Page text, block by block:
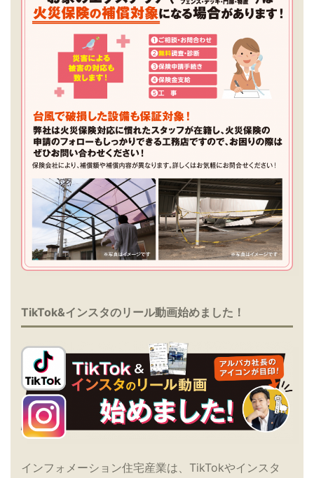
TikTok&インスタのリール動画始めました！
インフォメーション住宅産業は、TikTokやインスタ